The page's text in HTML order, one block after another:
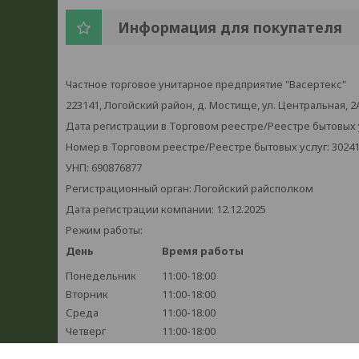
Информация для покупателя
Частное торговое унитарное предприятие "Васертекс"
223141, Логойский район, д. Мостище, ул. Центральная,
Дата регистрации в Торговом реестре/Реестре бытовых
Номер в Торговом реестре/Реестре бытовых услуг:
УНП: 690876877
Регистрационный орган: Логойский райсполком
Дата регистрации компании: 12.12.2025
Режим работы:
День
Время работы
Понедельник
11:00-18:00
Вторник
11:00-18:00
Среда
11:00-18:00
Четверг
11:00-18:00